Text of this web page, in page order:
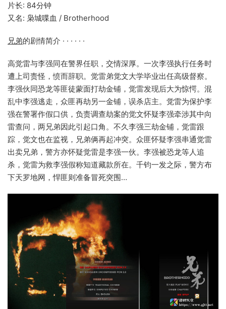
片长: 84分钟
又名: 枭城喋血 / Brotherhood
兄弟的剧情简介 · · · · · ·
高觉雷与李强同在警界任职，交情深厚。一次李强执行任务时
遭上司责怪，愤而辞职。觉雷弟觉文大学毕业出任高级督察。
李强伙同恐龙等匪徒蒙面打劫金铺，觉雷发现后大为惊愕。混
乱中李强逃走，众匪再劫另一金铺，误杀店主。觉雷为保护李
强在警署作假口供，负责调查劫案的觉文怀疑李强牵涉其中向
雷查问，两兄弟因此引起口角。不久李强三劫金铺，觉雷跟
踪，觉文也在监视，兄弟俩再起冲突。众匪怀疑李强串通觉雷
出卖兄弟，警方亦怀疑觉雷是李强一伙。李强被恐龙等人追
杀，觉雷为救李强假称知道藏款所在。千钧一发之际，警方布
下天罗地网，悍匪则准备冒死突围…